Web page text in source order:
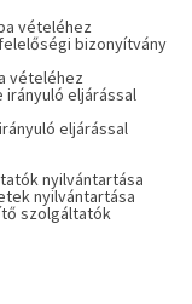
vételéhez
bizonyítvány
vételéhez
eljárással
eljárással
nyilvántartása
nyilvántartása
szolgáltatók